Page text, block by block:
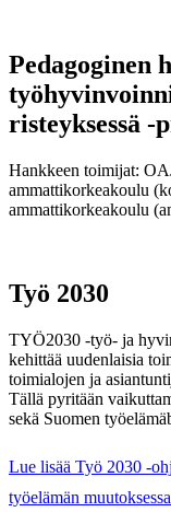
Pedagoginen
risteyksessä -
Hankkeen toimijat:
ammattikorkeakoulu
ammattikorkeakoulu
Työ 2030
TYÖ2030 -työ- ja
kehittää uudenlaisia
toimialojen ja
Tällä pyritään
sekä Suomen
Lue lisää Työ 2030 -
työelämän muutoksessa